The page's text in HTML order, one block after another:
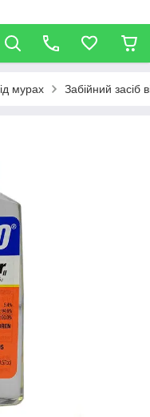
мурах Забійний засіб